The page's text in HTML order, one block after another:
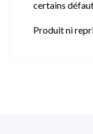
certains
Produit ni